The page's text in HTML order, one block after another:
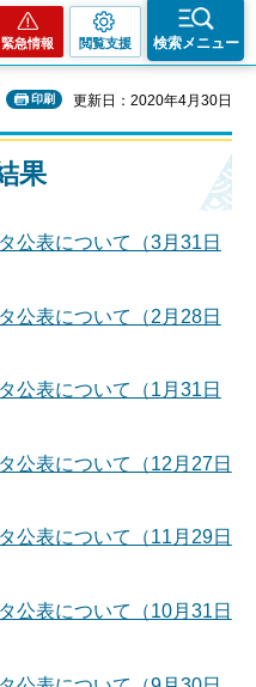
緊急情報 閲覧支援 検索メニュー
印刷 更新日：2020年4月30日
果
公表について（3月31日
公表について（2月28日
公表について（1月31日
公表について（12月27日
公表について（11月29日
公表について（10月31日